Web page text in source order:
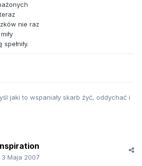
nie raz
jaki to wspaniały skarb żyć, oddychać i
3 Maja 2007